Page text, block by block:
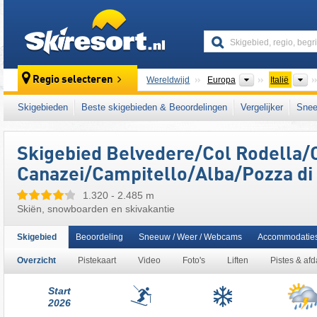
Regio selecteren Wereldwijd Europa Continenten
Italië
Dit skigebied ligt ook in: Sellaronda
zuidelijke deel van de oostelijke Alpen
Europese Unie
Skigebieden Beste skigebieden & Beoordelingen Vergelijker
Skigebied Belvedere/​Col Rodella/​
Canazei/​Campitello/​Alba/​Pozza di
1.320 - 2.485 m
Skiën, snowboarden en skivakantie
Skigebied
Overzicht Pistekaart Video Foto's Liften Pistes &
Beoordeling Sneeuw / Weer / Webcams
Start
2026